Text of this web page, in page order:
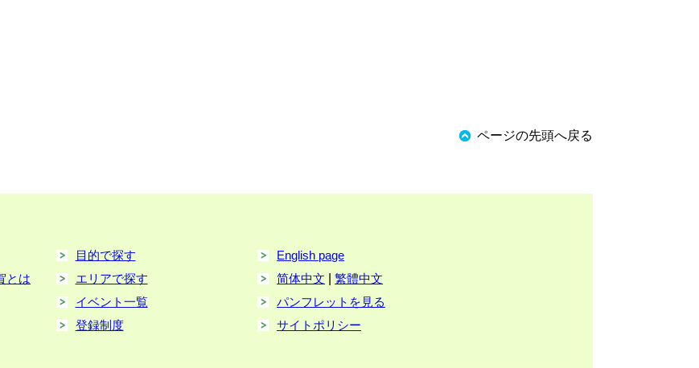
ページの先頭へ戻る
とは
目的で探す
エリアで探す
イベント一覧
登録制度
English page
简体中文 |繁體中文
パンフレットを見る
サイトポリシー